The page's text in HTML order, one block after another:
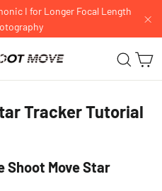
I for Longer Focal Length
Tracker Tutorial
Shoot Move Star